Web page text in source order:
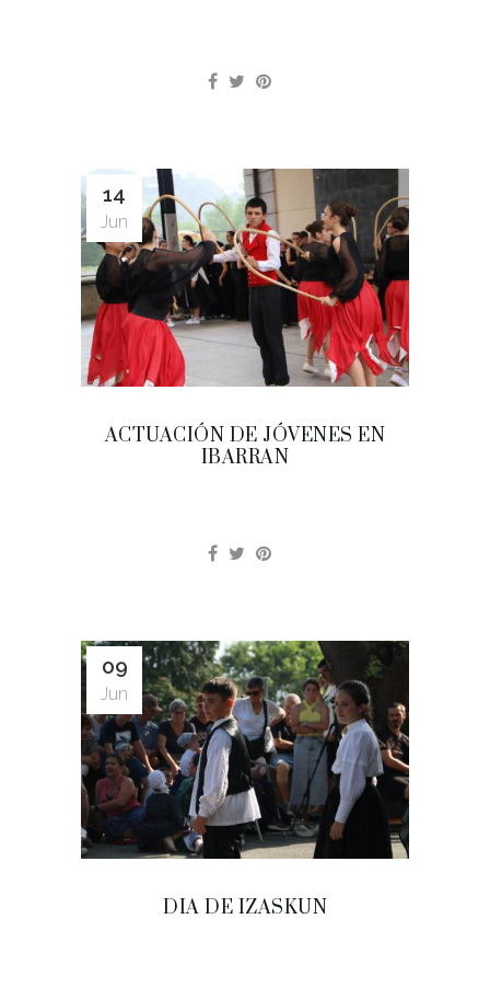
14
Jun
ACTUACIÓN DE JÓVENES EN
IBARRAN
09
Jun
DIA DE IZASKUN